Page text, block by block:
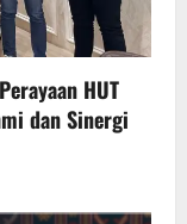
HUT
dan Sinergi